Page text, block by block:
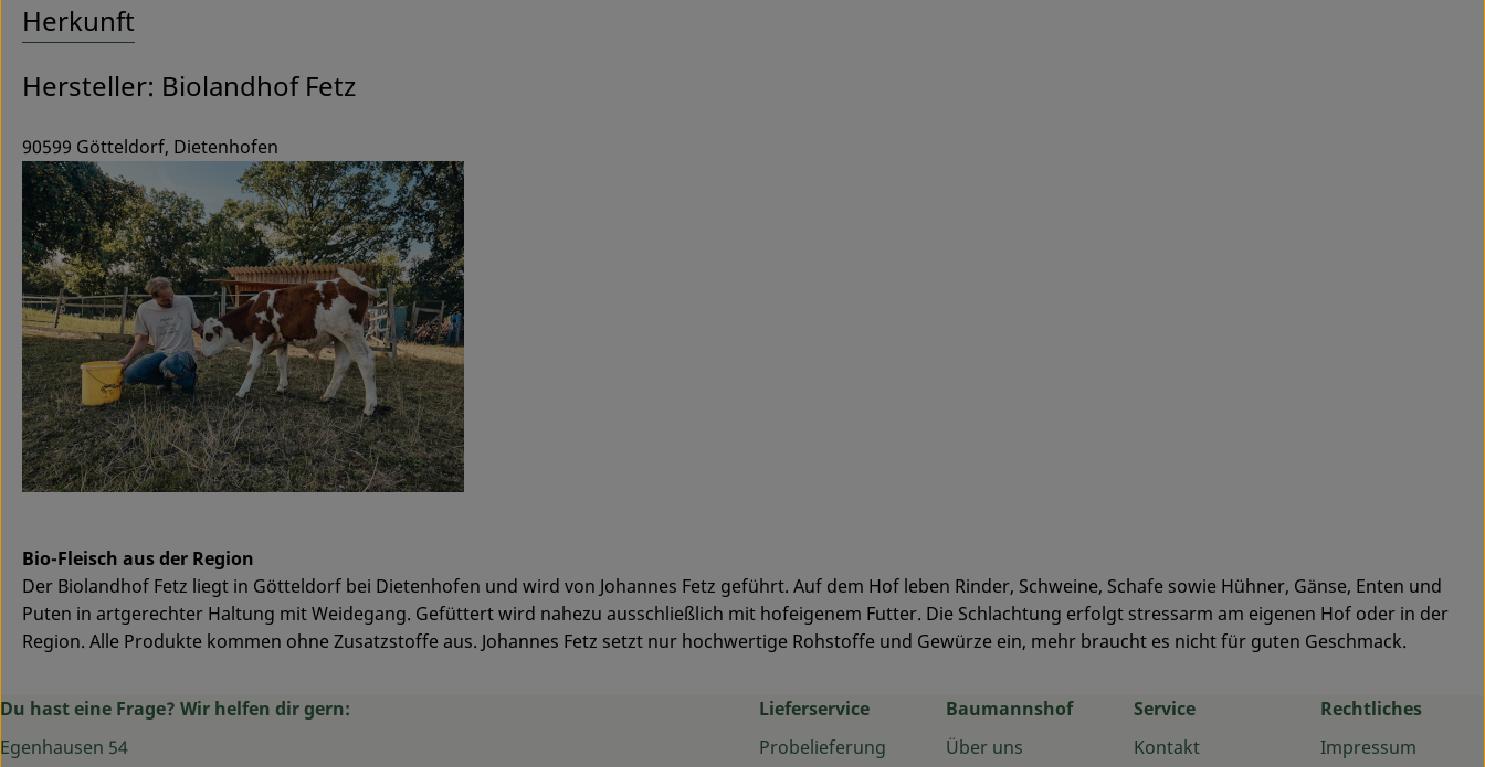
Herkunft
Hersteller: Biolandhof Fetz
90599 Götteldorf, Dietenhofen
Bio-Fleisch aus der Region
Der Biolandhof Fetz liegt in Götteldorf bei Dietenhofen und wird von Johannes Fetz geführt. Auf dem Hof leben Rinder, Schweine, Schafe sowie Hühner, Gänse, Enten und
Puten in artgerechter Haltung mit Weidegang. Gefüttert wird nahezu ausschließlich mit hofeigenem Futter. Die Schlachtung erfolgt stressarm am eigenen Hof oder in der
Region. Alle Produkte kommen ohne Zusatzstoffe aus. Johannes Fetz setzt nur hochwertige Rohstoffe und Gewürze ein, mehr braucht es nicht für guten Geschmack.
Du hast eine Frage? Wir helfen dir gern:
Egenhausen 54
Lieferservice
Probelieferung
Baumannshof
Über uns
Service
Kontakt
Rechtliches
Impressum